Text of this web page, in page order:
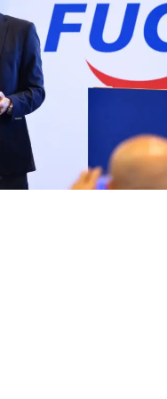
hazırlıklar
imzaladığı İyi Niyet
süreci ile ilgili
tamamlayarak
FEED süreci,
yatırım kararı
biri
teknik
seçimi,